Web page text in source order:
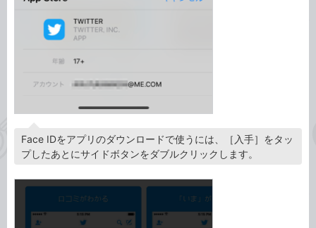
Face IDをアプリのダウンロードで使うには、［入手］をタッ
プしたあとにサイドボタンをダブルクリックします。